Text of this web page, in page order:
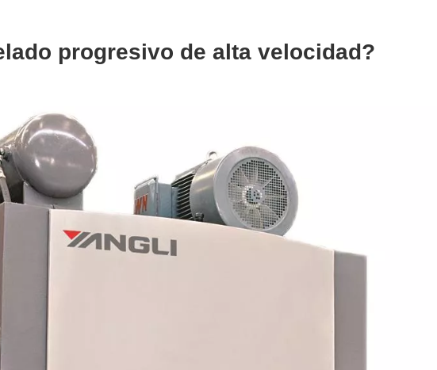
progresivo de alta velocidad?